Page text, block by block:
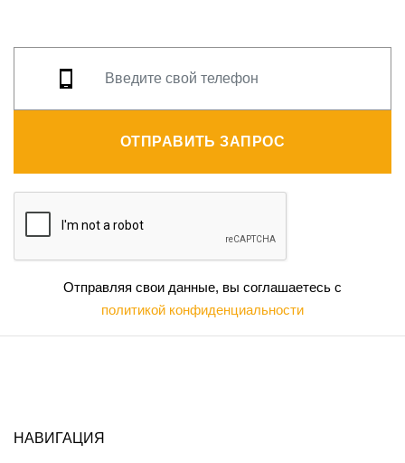
ОТПРАВИТЬ ЗАПРОС
Отправляя свои данные, вы соглашаетесь с
политикой конфиденциальности
НАВИГАЦИЯ